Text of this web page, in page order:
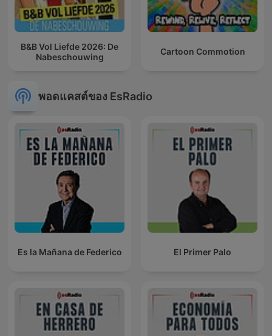
B&B Vol Liefde 2026: De
Nabeschouwing
Cartoon Commotion
พอดแคสต์ของ EsRadio
Es la Mañana de Federico El Primer Palo